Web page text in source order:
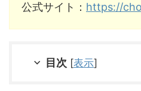
公式サイト： https://
目次 [表示]